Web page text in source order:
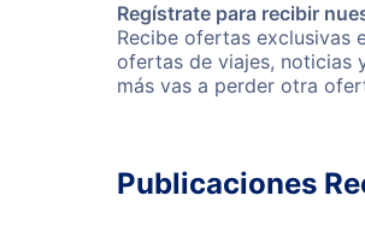
Regístrate para recibir
Recibe ofertas exclusivas
ofertas de viajes, noticias
más vas a perder otra
Publicaciones